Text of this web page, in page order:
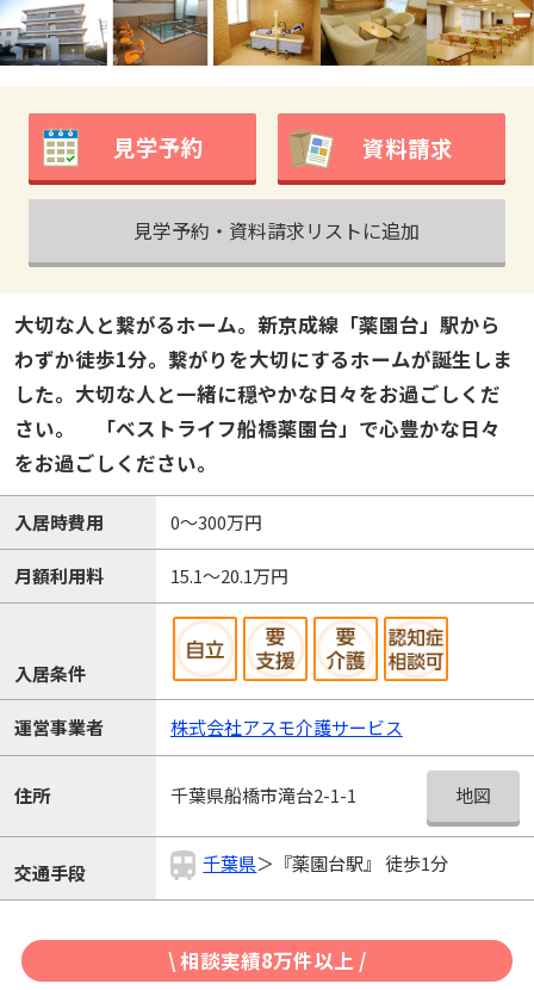
見学予約 資料請求
見学予約・資料請求リストに追加
大切な人と繋がるホーム。新京成線「薬園台」駅から
わずか徒歩1分。繋がりを大切にするホームが誕生しま
した。大切な人と一緒に穏やかな日々をお過ごしくだ
さい。 「ベストライフ船橋薬園台」で心豊かな日々
をお過ごしください。
入居時費用 0～300万円
月額利用料 15.1～20.1万円
入居条件
運営事業者 株式会社アスモ介護サービス
住所 千葉県船橋市滝台2-1-1 地図
交通手段 千葉県＞『薬園台駅』 徒歩1分
\ 相談実績8万件以上 /